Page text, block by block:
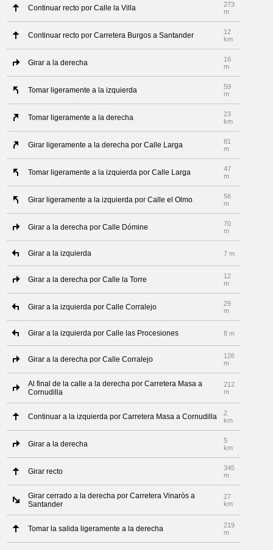
Continuar recto por Calle la Villa
273
m
Continuar recto por Carretera Burgos a Santander
12
km
Girar a la derecha
16
m
Tomar ligeramente a la izquierda
59
m
Tomar ligeramente a la derecha
23
km
Girar ligeramente a la derecha por Calle Larga
81
m
Tomar ligeramente a la izquierda por Calle Larga
47
m
Girar ligeramente a la izquierda por Calle el Olmo
56
m
Girar a la derecha por Calle Dómine
70
m
Girar a la izquierda 7 m
Girar a la derecha por Calle la Torre
12
m
Girar a la izquierda por Calle Corralejo
29
m
Girar a la izquierda por Calle las Procesiones 8 m
Girar a la derecha por Calle Corralejo
126
m
Al final de la calle a la derecha por Carretera Masa a
Cornudilla
212
m
Continuar a la izquierda por Carretera Masa a Cornudilla
2
km
Girar a la derecha
5
km
Girar recto
345
m
Girar cerrado a la derecha por Carretera Vinaròs a
Santander
27
km
Tomar la salida ligeramente a la derecha
219
m